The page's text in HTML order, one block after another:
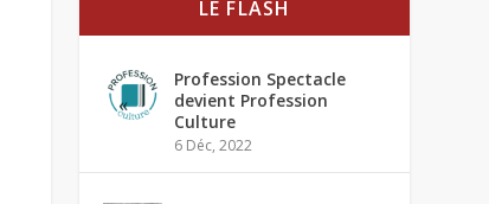
LE FLASH
Profession Spectacle
devient Profession
Culture
6 Déc, 2022